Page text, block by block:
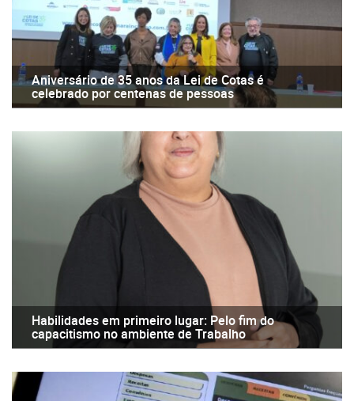
Aniversário de 35 anos da Lei de Cotas é
celebrado por centenas de pessoas
Habilidades em primeiro lugar: Pelo fim do
capacitismo no ambiente de Trabalho